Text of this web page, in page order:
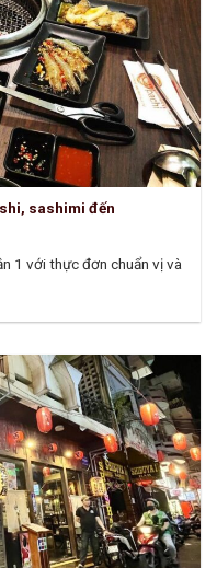
sashimi đến
1 với thực đơn chuẩn vị và